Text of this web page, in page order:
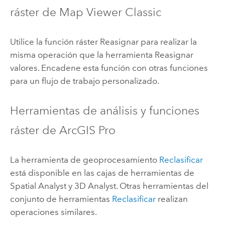
ráster de Map Viewer Classic
Utilice la función ráster Reasignar para realizar la
misma operación que la herramienta Reasignar
valores. Encadene esta función con otras funciones
para un flujo de trabajo personalizado.
Herramientas de análisis y funciones
ráster de ArcGIS Pro
La herramienta de geoprocesamiento Reclasificar
está disponible en las cajas de herramientas de
Spatial Analysty 3D Analyst. Otras herramientas del
conjunto de herramientas Reclasificarrealizan
operaciones similares.